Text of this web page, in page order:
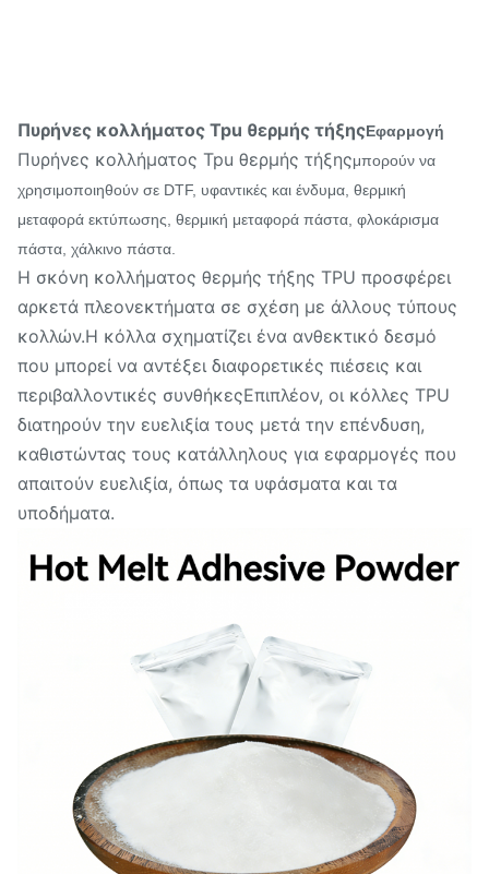
Πυρήνες κολλήματος Tpu θερμής τήξηςΕφαρμογή
Πυρήνες κολλήματος Tpu θερμής τήξηςμπορούν να
χρησιμοποιηθούν σε DTF, υφαντικές και ένδυμα, θερμική
μεταφορά εκτύπωσης, θερμική μεταφορά πάστα, φλοκάρισμα
πάστα, χάλκινο πάστα.
Η σκόνη κολλήματος θερμής τήξης TPU προσφέρει
αρκετά πλεονεκτήματα σε σχέση με άλλους τύπους
κολλών.Η κόλλα σχηματίζει ένα ανθεκτικό δεσμό
που μπορεί να αντέξει διαφορετικές πιέσεις και
περιβαλλοντικές συνθήκεςΕπιπλέον, οι κόλλες TPU
διατηρούν την ευελιξία τους μετά την επένδυση,
καθιστώντας τους κατάλληλους για εφαρμογές που
απαιτούν ευελιξία, όπως τα υφάσματα και τα
υποδήματα.